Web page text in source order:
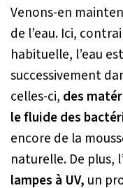
Venons-en
de l’eau. Ici,
habituelle, l’eau
successivement
celles-ci, des
le fluide des
encore de la
naturelle. De plus,
lampes à UV, un